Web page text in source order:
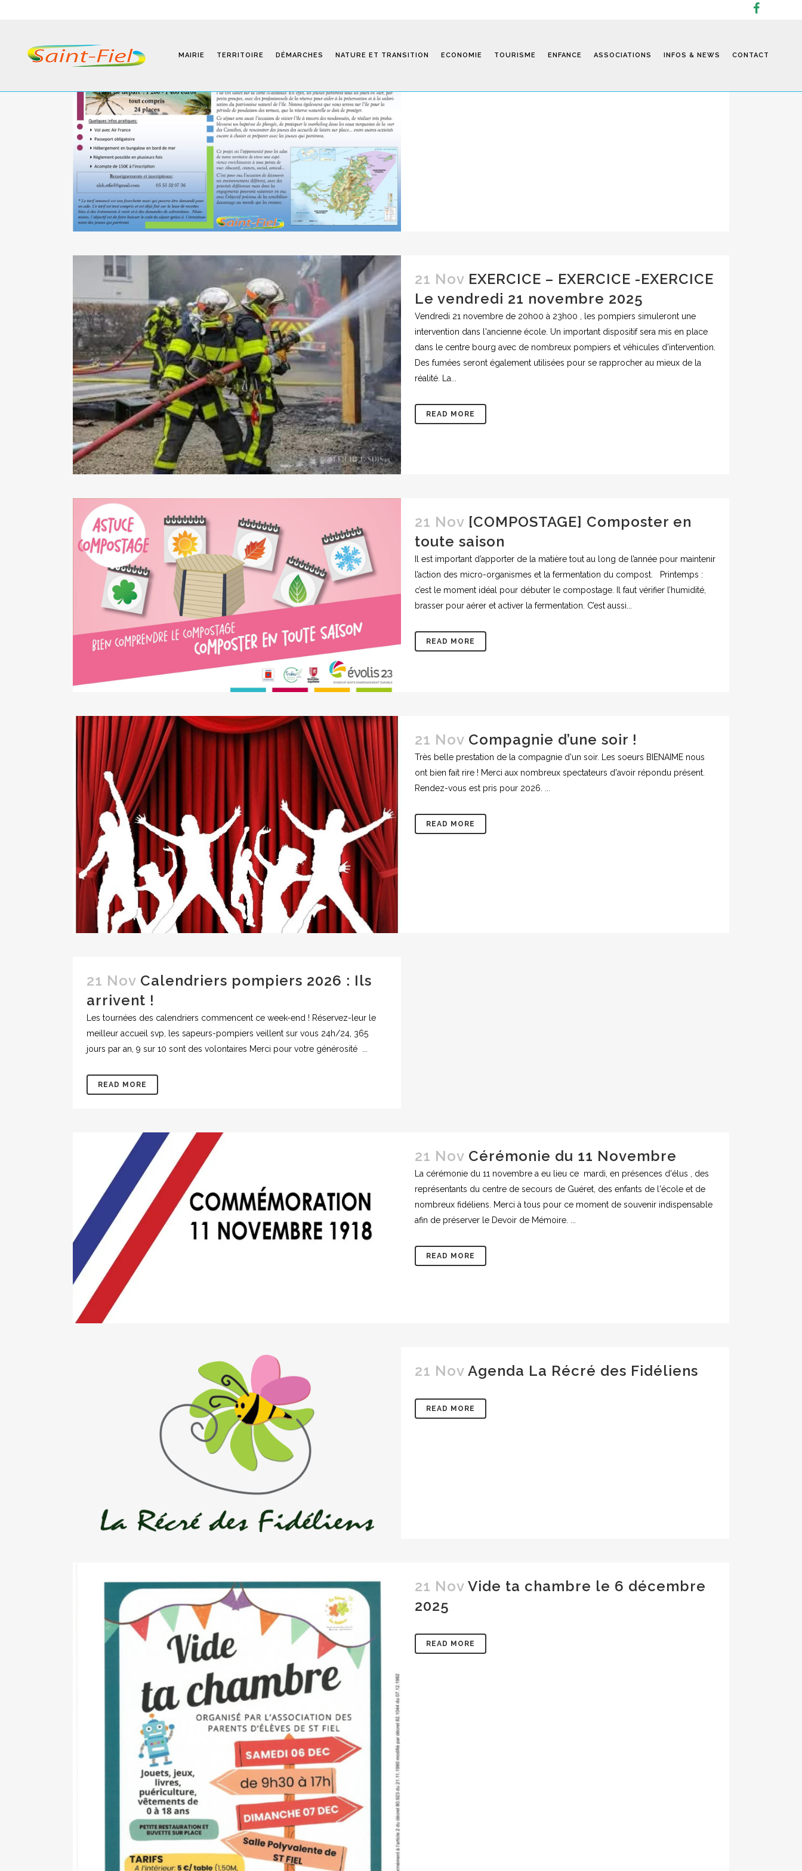
MAIRIE TERRITOIRE DÉMARCHES NATURE ET TRANSITION ECONOMIE TOURISME ENFANCE
Programmes
Infos Pratiques
Modalités D’inscription
ASSOCIATIONS INFOS & NEWS CONTACT
21 Nov EXERCICE – EXERCICE -EXERCICE
Le vendredi 21 novembre 2025
Vendredi 21 novembre de 20h00 à 23h00 , les pompiers simuleront une
intervention dans l'ancienne école. Un important dispositif sera mis en place
dans le centre bourg avec de nombreux pompiers et véhicules d'intervention.
Des fumées seront également utilisées pour se rapprocher au mieux de la
réalité. La...
READ MORE
21 Nov [COMPOSTAGE] Composter en
toute saison
Il est important d’apporter de la matière tout au long de l’année pour maintenir
l’action des micro-organismes et la fermentation du compost. Printemps :
c’est le moment idéal pour débuter le compostage. Il faut vérifier l’humidité,
brasser pour aérer et activer la fermentation. C’est aussi...
READ MORE
21 Nov Compagnie d’une soir !
Très belle prestation de la compagnie d'un soir. Les soeurs BIENAIME nous
ont bien fait rire ! Merci aux nombreux spectateurs d'avoir répondu présent.
Rendez-vous est pris pour 2026. ...
READ MORE
21 Nov Calendriers pompiers 2026 : Ils
arrivent !
Les tournées des calendriers commencent ce week-end ! Réservez-leur le
meilleur accueil svp, les sapeurs-pompiers veillent sur vous 24h/24, 365
jours par an, 9 sur 10 sont des volontaires Merci pour votre générosité ...
READ MORE
21 Nov Cérémonie du 11 Novembre
La cérémonie du 11 novembre a eu lieu ce mardi, en présences d'élus , des
représentants du centre de secours de Guéret, des enfants de l'école et de
nombreux fidéliens. Merci à tous pour ce moment de souvenir indispensable
afin de préserver le Devoir de Mémoire. ...
READ MORE
21 Nov Agenda La Récré des Fidéliens
READ MORE
21 Nov Vide ta chambre le 6 décembre
2025
READ MORE